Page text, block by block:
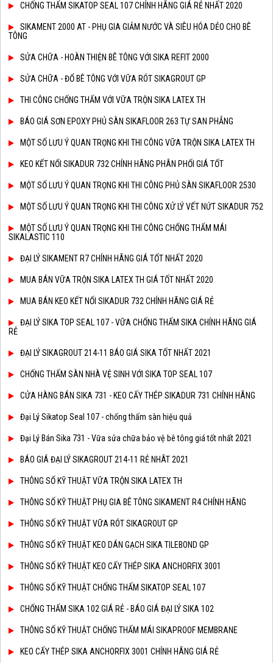
CHỐNG THẤM SIKATOP SEAL 107 CHÍNH HÃNG GIÁ RẺ NHẤT 2020
SIKAMENT 2000 AT - PHỤ GIA GIẢM NƯỚC VÀ SIÊU HÓA DẺO CHO BÊ
TÔNG
SỬA CHỮA - HOÀN THIỆN BÊ TÔNG VỚI SIKA REFIT 2000
SỬA CHỮA - ĐỔ BÊ TÔNG VỚI VỮA RÓT SIKAGROUT GP
THI CÔNG CHỐNG THẤM VỚI VỮA TRỘN SIKA LATEX TH
BÁO GIÁ SƠN EPOXY PHỦ SÀN SIKAFLOOR 263 TỰ SAN PHẲNG
MỘT SỐ LƯU Ý QUAN TRỌNG KHI THI CÔNG VỮA TRỘN SIKA LATEX TH
KEO KẾT NỐI SIKADUR 732 CHÍNH HÃNG PHÂN PHỐI GIÁ TỐT
MỘT SỐ LƯU Ý QUAN TRỌNG KHI THI CÔNG PHỦ SÀN SIKAFLOOR 2530
MỘT SỐ LƯU Ý QUAN TRỌNG KHI THI CÔNG XỬ LÝ VẾT NỨT SIKADUR 752
MỘT SỐ LƯU Ý QUAN TRỌNG KHI THI CÔNG CHỐNG THẤM MÁI
SIKALASTIC 110
ĐẠI LÝ SIKAMENT R7 CHÍNH HÃNG GIÁ TỐT NHẤT 2020
MUA BÁN VỮA TRỘN SIKA LATEX TH GIÁ TỐT NHẤT 2020
MUA BÁN KEO KẾT NỐI SIKADUR 732 CHÍNH HÃNG GIÁ RẺ
ĐẠI LÝ SIKA TOP SEAL 107 - VỮA CHỐNG THẤM SIKA CHÍNH HÃNG GIÁ
RẺ
ĐẠI LÝ SIKAGROUT 214-11 BÁO GIÁ SIKA TỐT NHẤT 2021
CHỐNG THẤM SÀN NHÀ VỆ SINH VỚI SIKA TOP SEAL 107
CỬA HÀNG BÁN SIKA 731 - KEO CẤY THÉP SIKADUR 731 CHÍNH HÃNG
Đại Lý Sikatop Seal 107 - chống thấm sàn hiệu quả
Đại Lý Bán Sika 731 - Vữa sửa chữa bảo vệ bê tông giá tốt nhất 2021
BÁO GIÁ ĐẠI LÝ SIKAGROUT 214-11 RẺ NHÂT 2021
THÔNG SỐ KỸ THUẬT VỮA TRỘN SIKA LATEX TH
THÔNG SỐ KỸ THUẬT PHỤ GIA BÊ TÔNG SIKAMENT R4 CHÍNH HÃNG
THÔNG SỐ KỸ THUẬT VỮA RÓT SIKAGROUT GP
THÔNG SỐ KỸ THUẬT KEO DÁN GẠCH SIKA TILEBOND GP
THÔNG SỐ KỸ THUẬT KEO CẤY THÉP SIKA ANCHORFIX 3001
THÔNG SỐ KỸ THUẬT CHỐNG THẤM SIKATOP SEAL 107
CHỐNG THẤM SIKA 102 GIÁ RẺ - BÁO GIÁ ĐẠI LÝ SIKA 102
THÔNG SỐ KỸ THUẬT CHỐNG THẤM MÁI SIKAPROOF MEMBRANE
KEO CẤY THÉP SIKA ANCHORFIX 3001 CHÍNH HÃNG GIÁ RẺ